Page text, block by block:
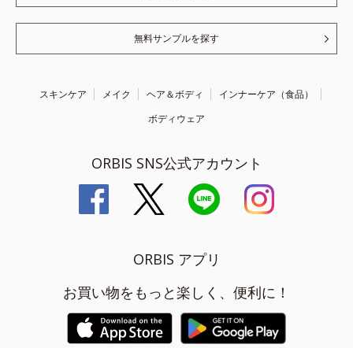
無料サンプルを探す
スキンケア メイク ヘア＆ボディ
インナーケア（食品）
ボディウェア
ORBIS SNS公式アカウント
ORBIS アプリ
お買い物をもっと楽しく、便利に！